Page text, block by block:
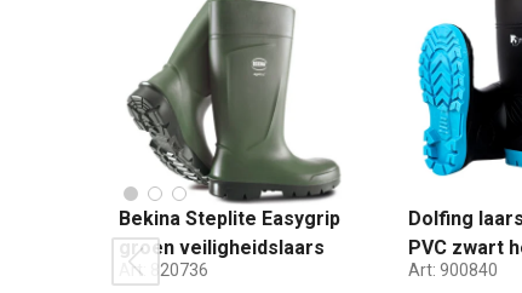
Bekina Steplite Easygrip
groen veiligheidslaars
S4 maat 36
Art: 820736
Dolfing
PVC zwart
maat 40
Art: 900840
prev